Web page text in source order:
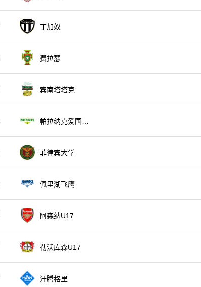
丁加奴
费拉瑟
宾南塔塔克
帕拉纳克爱国者
菲律宾大学
佩里湖飞鹰
阿森纳U17
勒沃库森U17
汗腾格里